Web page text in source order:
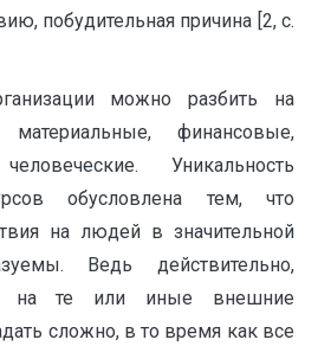
побудительная причина [2, с.
можно разбить на
финансовые,
Уникальность
обусловлена тем, что
на людей в значительной
Ведь действительно,
на те или иные внешние
сложно, в то время как все